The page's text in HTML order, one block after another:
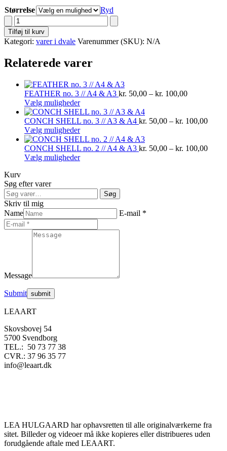
Størrelse
Ryd
JELLYFISH
no.
2
//
&
antal
Tilføj til kurv
Kategori: varer i dvale Varenummer (SKU): N/A
Relaterede varer
FEATHER no. 3 // A4 & A3 kr. 50,00 – kr. 100,00Prisinterval:
kr. 100,00
Vælg mulighederDette
vare
har
flere
varianter.
Mulighederne
kan
CONCH SHELL no. 3 // A3 & A4 kr. 50,00 – kr. 100,00
kr.
Vælg mulighederDette
vare
har
flere
varesiden
CONCH SHELL no. 2 // A4 & A3 kr. 50,00 – kr. 100,00
Vælg mulighederDette
varianter.
kan
vælges
på
Kurv
Søg efter varer
Søg
efter:
Søg
Skriv til mig
Name
E-mail *
Message
Submit
LEAART
Skovsbovej 54
5700 Svendborg
TEL.: 50 73 77 38
CVR.: 37 96 35 77
info@leaart.dk
LEA HULGAARD har ophavsretten til alle originalværkerne fra
sitet. Billeder og videoer må ikke kopieres eller distribueres uden
forudgående aftale med LEAART.